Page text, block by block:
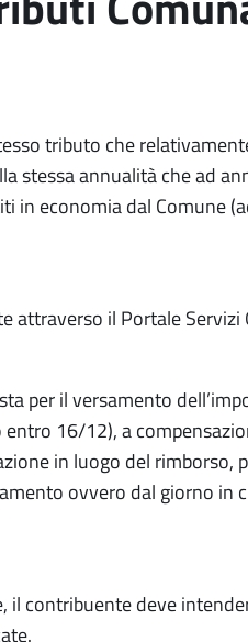
tributo che
stessa annualità che ad
in economia dal Comune
attraverso il Portale Servizi
per il versamento
16/12), a
in luogo del rimborso,
ovvero dal giorno in
il contribuente deve